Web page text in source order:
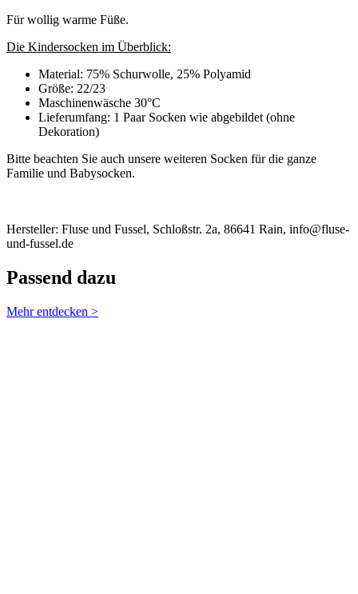
Für wollig warme Füße.
Die Kindersocken im Überblick:
Material: 75% Schurwolle, 25% Polyamid
Größe: 22/23
Maschinenwäsche 30°C
Lieferumfang: 1 Paar Socken wie abgebildet (ohne
Dekoration)
Bitte beachten Sie auch unsere weiteren Socken für die ganze
Familie und Babysocken.
Hersteller: Fluse und Fussel, Schloßstr. 2a, 86641 Rain, info@fluse-
und-fussel.de
Passend dazu
Mehr entdecken >